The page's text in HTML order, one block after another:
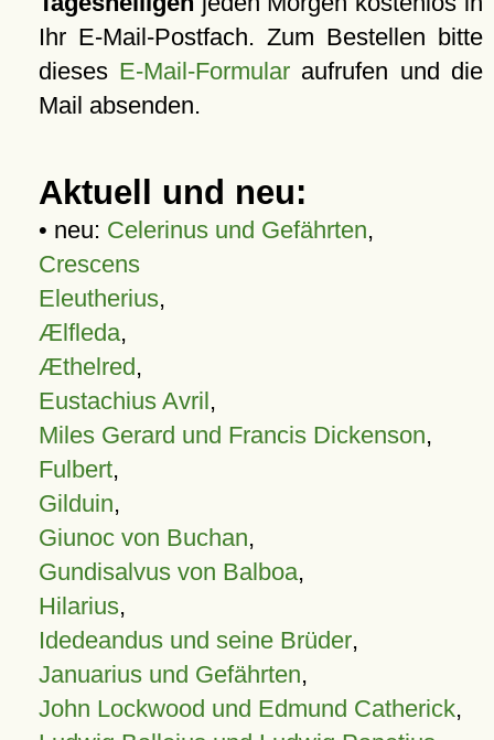
Ihr E-Mail-Postfach. Zum Bestellen bitte
dieses E-Mail-Formular aufrufen und die
Mail absenden.
Aktuell und neu:
• neu: Celerinus und Gefährten,
Crescens
Eleutherius,
Ælfleda,
Æthelred,
Eustachius Avril,
Miles Gerard und Francis Dickenson,
Fulbert,
Gilduin,
Giunoc von Buchan,
Gundisalvus von Balboa,
Hilarius,
Idedeandus und seine Brüder,
Januarius und Gefährten,
John Lockwood und Edmund Catherick,